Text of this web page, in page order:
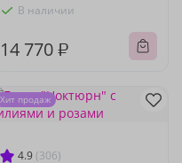
В наличии
14 770 ₽
4.9 (306)
Хит продаж